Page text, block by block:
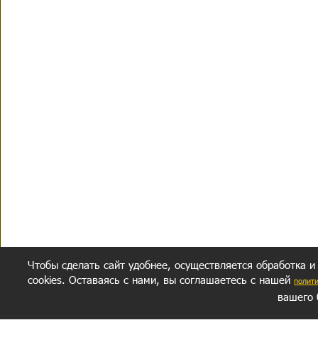
Чтобы сделать сайт удобнее, осуществляется обработка
cookies. Оставаясь с нами, вы соглашаетесь с нашей
вашего